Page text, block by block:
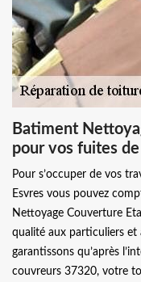
Batiment
pour vos fuites
Pour s’occuper de vos
Esvres vous pouvez
Nettoyage Couverture
qualité aux particuliers et
garantissons qu’après
couvreurs 37320, votre